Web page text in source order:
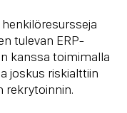
tulevan ERP-
kanssa toimimalla
joskus riskialttiin
rekrytoinnin.